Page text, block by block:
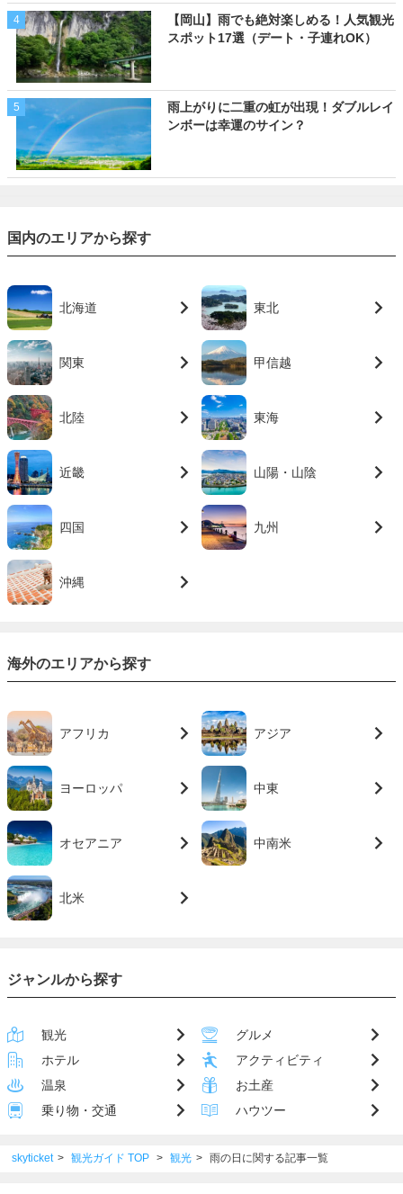
4
【岡山】雨でも絶対楽しめる！人気観光
スポット17選（デート・子連れOK）
5
雨上がりに二重の虹が出現！ダブルレイ
ンボーは幸運のサイン？
国内のエリアから探す
北海道 東北
関東 甲信越
北陸 東海
近畿 山陽・山陰
四国 九州
沖縄
海外のエリアから探す
アフリカ アジア
ヨーロッパ 中東
オセアニア 中南米
北米
ジャンルから探す
観光
グルメ
ホテル
アクティビティ
温泉
お土産
乗り物・交通
ハウツー
skyticket 観光ガイド TOP 観光 雨の日に関する記事一覧